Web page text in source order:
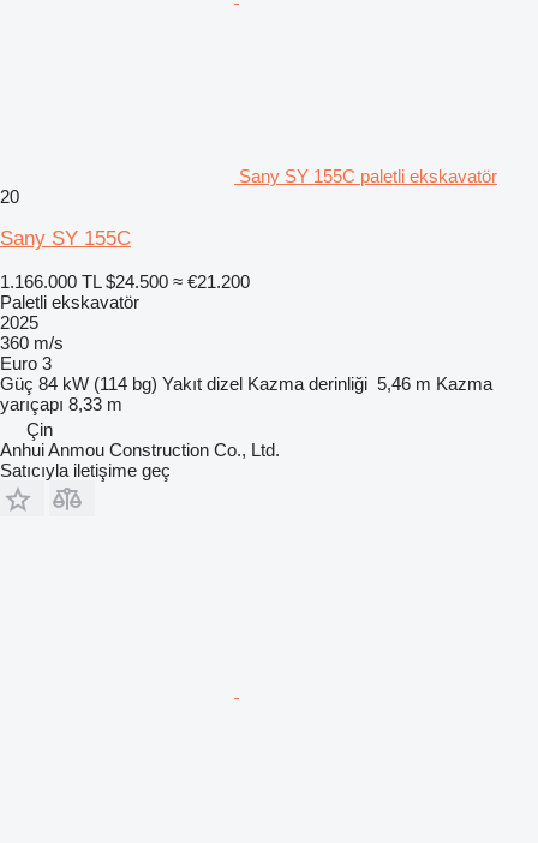
Sany SY 155C paletli ekskavatör
20
Sany SY 155C
1.166.000 TL $24.500 ≈ €21.200
Paletli ekskavatör
2025
360 m/s
Euro 3
Güç 84 kW (114 bg) Yakıt dizel Kazma derinliği 5,46 m Kazma
yarıçapı 8,33 m
Çin
Anhui Anmou Construction Co., Ltd.
Satıcıyla iletişime geç